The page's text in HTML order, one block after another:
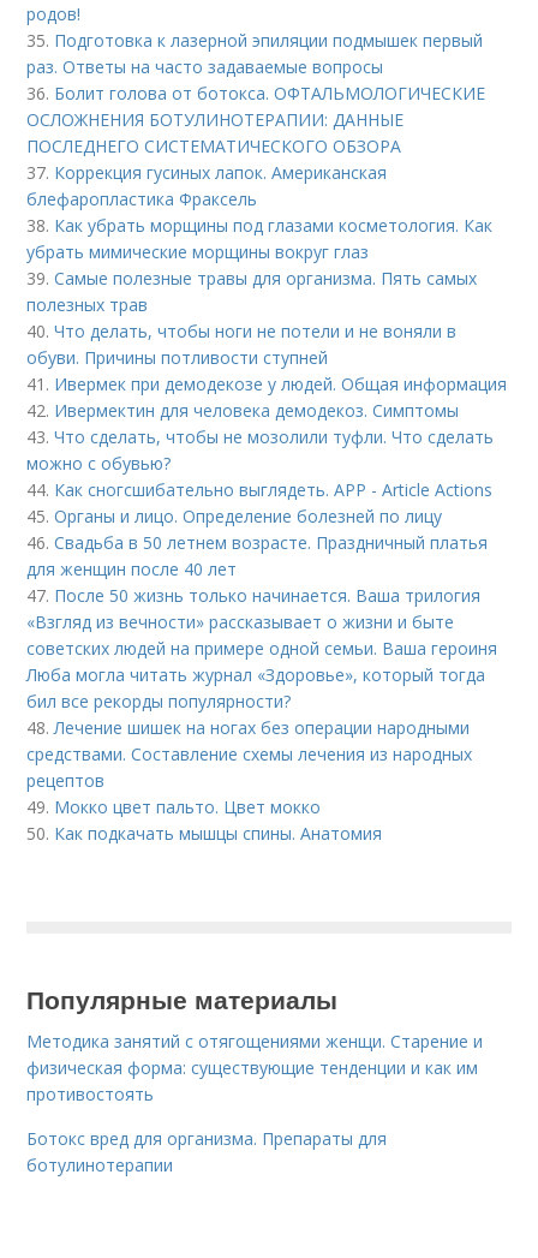
родов!
35. Подготовка к лазерной эпиляции подмышек первый
раз. Ответы на часто задаваемые вопросы
36. Болит голова от ботокса. ОФТАЛЬМОЛОГИЧЕСКИЕ
ОСЛОЖНЕНИЯ БОТУЛИНОТЕРАПИИ: ДАННЫЕ
ПОСЛЕДНЕГО СИСТЕМАТИЧЕСКОГО ОБЗОРА
37. Коррекция гусиных лапок. Американская
блефаропластика Фраксель
38. Как убрать морщины под глазами косметология. Как
убрать мимические морщины вокруг глаз
39.Самые полезные травы для организма. Пять самых
полезных трав
40.Что делать, чтобы ноги не потели и не воняли в
обуви. Причины потливости ступней
41. Ивермек при демодекозе у людей. Общая информация
42. Ивермектин для человека демодекоз. Симптомы
43.Что сделать, чтобы не мозолили туфли. Что сделать
можно с обувью?
44. Как сногсшибательно выглядеть. APP - Article Actions
45.Органы и лицо. Определение болезней по лицу
46.Свадьба в 50 летнем возрасте. Праздничный платья
для женщин после 40 лет
47. После 50 жизнь только начинается. Ваша трилогия
«Взгляд из вечности» рассказывает о жизни и быте
советских людей на примере одной семьи. Ваша героиня
Люба могла читать журнал «Здоровье», который тогда
бил все рекорды популярности?
48. Лечение шишек на ногах без операции народными
средствами. Составление схемы лечения из народных
рецептов
49. Мокко цвет пальто. Цвет мокко
50. Как подкачать мышцы спины. Анатомия
Популярные материалы
Методика занятий с отягощениями женщи. Старение и
физическая форма: существующие тенденции и как им
противостоять
Ботокс вред для организма. Препараты для
ботулинотерапии